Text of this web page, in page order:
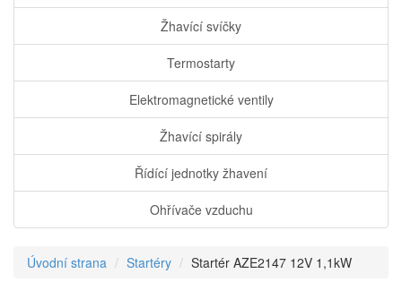
Žhavící svíčky
Termostarty
Elektromagnetické ventily
Žhavící spirály
Řídící jednotky žhavení
Ohřívače vzduchu
Úvodní strana Startéry Startér AZE2147 12V 1,1kW